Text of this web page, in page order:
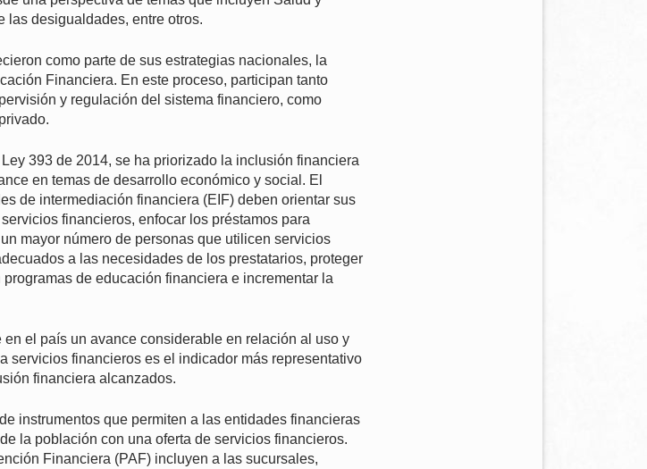
las desigualdades, entre otros.
como parte de sus estrategias nacionales, la
Financiera. En este proceso, participan tanto
y regulación del sistema financiero, como
393 de 2014, se ha priorizado la inclusión financiera
en temas de desarrollo económico y social. El
de intermediación financiera (EIF) deben orientar sus
financieros, enfocar los préstamos para
mayor número de personas que utilicen servicios
a las necesidades de los prestatarios, proteger
de educación financiera e incrementar la
el país un avance considerable en relación al uso y
servicios financieros es el indicador más representativo
financiera alcanzados.
instrumentos que permiten a las entidades financieras
la población con una oferta de servicios financieros.
Financiera (PAF) incluyen a las sucursales,